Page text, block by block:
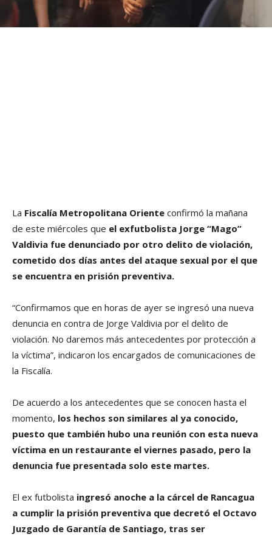
La Fiscalía Metropolitana Oriente confirmó la mañana
de este miércoles que el exfutbolista Jorge “Mago”
Valdivia fue denunciado por otro delito de violación,
cometido dos días antes del ataque sexual por el que
se encuentra en prisión preventiva.
“Confirmamos que en horas de ayer se ingresó una nueva
denuncia en contra de Jorge Valdivia por el delito de
violación. No daremos más antecedentes por protección a
la víctima”, indicaron los encargados de comunicaciones de
la Fiscalía.
De acuerdo a los antecedentes que se conocen hasta el
momento, los hechos son similares al ya conocido,
puesto que también hubo una reunión con esta nueva
víctima en un restaurante el viernes pasado, pero la
denuncia fue presentada solo este martes.
El ex futbolista ingresó anoche a la cárcel de Rancagua
a cumplir la prisión preventiva que decretó el Octavo
Juzgado de Garantía de Santiago, tras ser